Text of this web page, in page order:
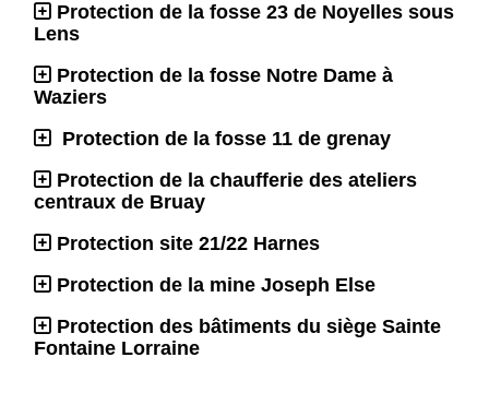
Protection de la fosse 23 de Noyelles sous
Lens
Protection de la fosse Notre Dame à
Waziers
Protection de la fosse 11 de grenay
Protection de la chaufferie des ateliers
centraux de Bruay
Protection site 21/22 Harnes
Protection de la mine Joseph Else
Protection des bâtiments du siège Sainte
Fontaine Lorraine